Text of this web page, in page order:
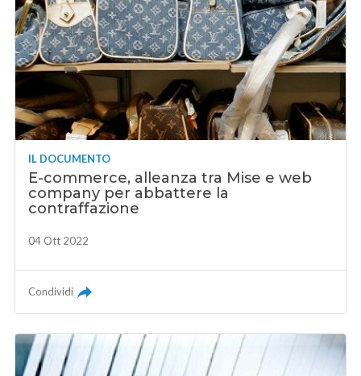
IL DOCUMENTO
E-commerce, alleanza tra Mise e web
company per abbattere la
contraffazione
04 Ott 2022
Condividi